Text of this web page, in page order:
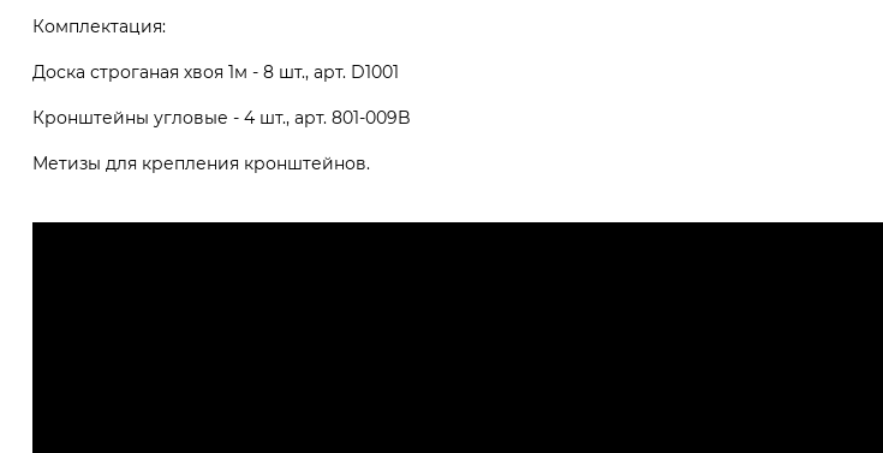
Комплектация:
Доска строганая хвоя 1м - 8 шт., арт. D1001
Кронштейны угловые - 4 шт., арт. 801-009B
Метизы для крепления кронштейнов.